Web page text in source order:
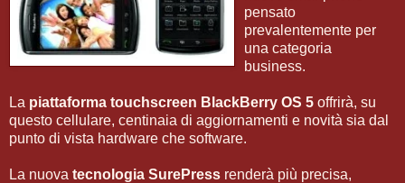
pensato
prevalentemente per
una categoria
business.
La piattaforma touchscreen BlackBerry OS 5 offrirà, su
questo cellulare, centinaia di aggiornamenti e novità sia dal
punto di vista hardware che software.
La nuova tecnologia SurePress renderà più precisa,